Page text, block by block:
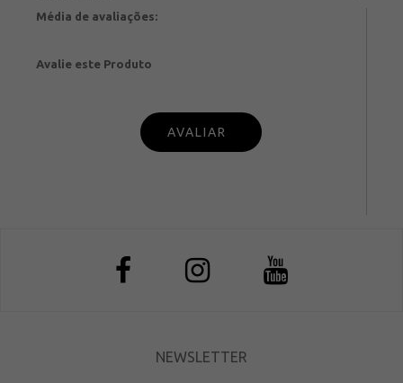
Média de avaliações:
Avalie este Produto
NEWSLETTER